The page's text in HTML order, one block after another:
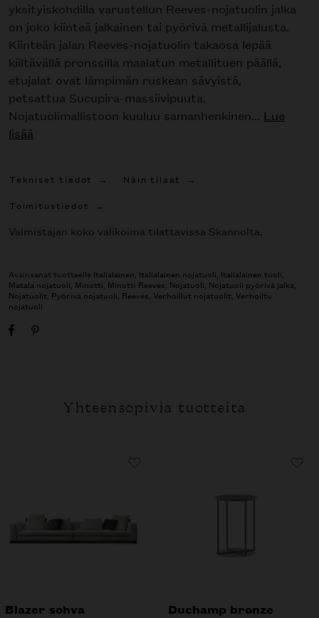
yksityiskohdilla varustellun Reeves-nojatuolin jalka
on joko kiinteä jalkainen tai pyörivä metallijalusta.
Kiinteän jalan Reeves-nojatuolin takaosa lepää
kiiltävällä pronssilla maalatun metallituen päällä,
etujalat ovat lämpimän ruskean sävyistä,
petsattua Sucupira-massiivipuuta.
Nojatuolimallistoon kuuluu samanhenkinen... Lue
lisää
Tekniset tiedot
Näin tilaat
Toimitustiedot
Valmistajan koko valikoima tilattavissa Skannolta.
Avainsanat tuotteelle Italialainen, Italialainen nojatuoli, Italialainen tuoli,
Matala nojatuoli, Minotti, Minotti Reeves, Nojatuoli, Nojatuoli pyörivä jalka,
Nojatuolit, Pyörivä nojatuoli, Reeves, Verhoillut nojatuolit, Verhoiltu
nojatuoli
Yhteensopivia tuotteita
Blazer sohva
Duchamp bronze